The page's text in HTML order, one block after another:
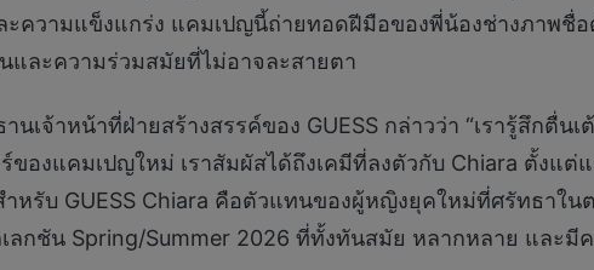
ความแข็งแกร่ง แคมเปญนี้ถ่ายทอดฝีมือของพี่น้องช่างภาพชื่
และความร่วมสมัยที่ไม่อาจละสายตา
นเจ้าหน้าที่ฝ่ายสร้างสรรค์ของ GUESS กล่าวว่า “เรารู้สึกตื่
ของแคมเปญใหม่ เราสัมผัสได้ถึงเคมีที่ลงตัวกับ Chiara ตั้งแ
รับ GUESS Chiara คือตัวแทนของผู้หญิงยุคใหม่ที่ศรัทธาในต
กชัน Spring/Summer 2026 ที่ทั้งทันสมัย หลากหลาย และมีค